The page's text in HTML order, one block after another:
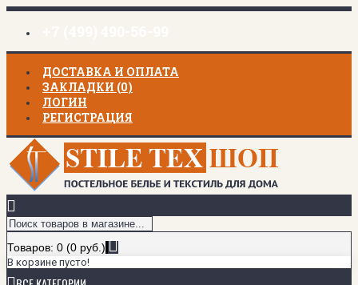
ДОСТАВКА И ОПЛАТА
ЗАКЛАДКИ (0)
ЛОГИН
РЕГИСТРАЦИЯ
Товаров: 0 (0 руб.)
В корзине пусто!